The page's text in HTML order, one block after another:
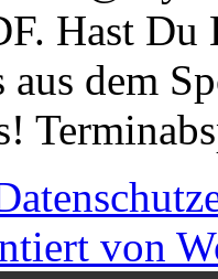
Hast Du
aus dem
von